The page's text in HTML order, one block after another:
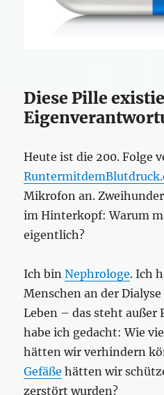
Diese Pille
Heute ist die 200. Folge
Mikrofon an.
im Hinterkopf: Warum
eigentlich?
Ich binNephrologe. Ich
Menschen an der
Leben – das steht außer
habe ich gedacht: Wie
hätten wir verhindern
Gefäße hätten wir
zerstört wurden?